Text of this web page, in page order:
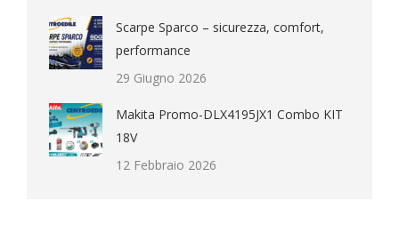
Scarpe Sparco – sicurezza, comfort,
performance
29 Giugno 2026
Makita Promo-DLX4195JX1 Combo KIT
18V
12 Febbraio 2026